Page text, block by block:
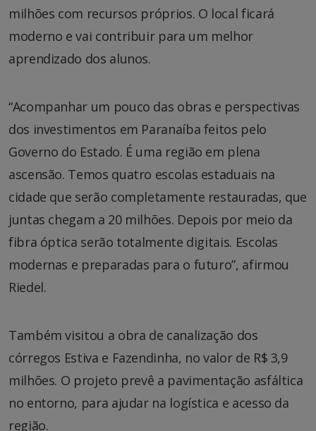
milhões com recursos próprios. O local ficará
moderno e vai contribuir para um melhor
aprendizado dos alunos.
“Acompanhar um pouco das obras e perspectivas
dos investimentos em Paranaíba feitos pelo
Governo do Estado. É uma região em plena
ascensão. Temos quatro escolas estaduais na
cidade que serão completamente restauradas, que
juntas chegam a 20 milhões. Depois por meio da
fibra óptica serão totalmente digitais. Escolas
modernas e preparadas para o futuro”, afirmou
Riedel.
Também visitou a obra de canalização dos
córregos Estiva e Fazendinha, no valor de R$ 3,9
milhões. O projeto prevê a pavimentação asfáltica
no entorno, para ajudar na logística e acesso da
região.